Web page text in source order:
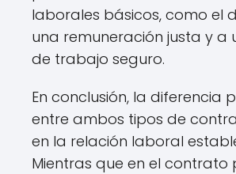
laborales básicos, como el
una remuneración justa y a
de trabajo seguro.
En conclusión, la diferencia
entre ambos tipos de
en la relación laboral
Mientras que en el contrato